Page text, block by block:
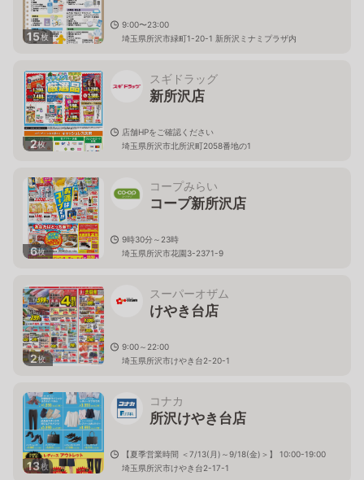
15枚
9:00〜23:00
埼玉県所沢市緑町1-20-1 新所沢ミナミプラザ内
2枚
スギドラッグ
新所沢店
店舗HPをご確認ください
埼玉県所沢市北所沢町2058番地の1
6枚
コープみらい
コープ新所沢店
9時30分～23時
埼玉県所沢市花園3-2371-9
2枚
スーパーオザム
けやき台店
9:00～22:00
埼玉県所沢市けやき台2-20-1
13枚
コナカ
所沢けやき台店
【夏季営業時間 ＜7/13(月)～9/18(金)＞】 10:00-19:00
埼玉県所沢市けやき台2-17-1